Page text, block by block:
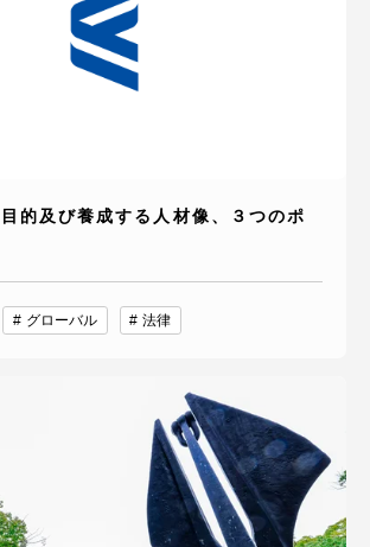
的及び養成する人材像、３つのポ
グローバル 法律